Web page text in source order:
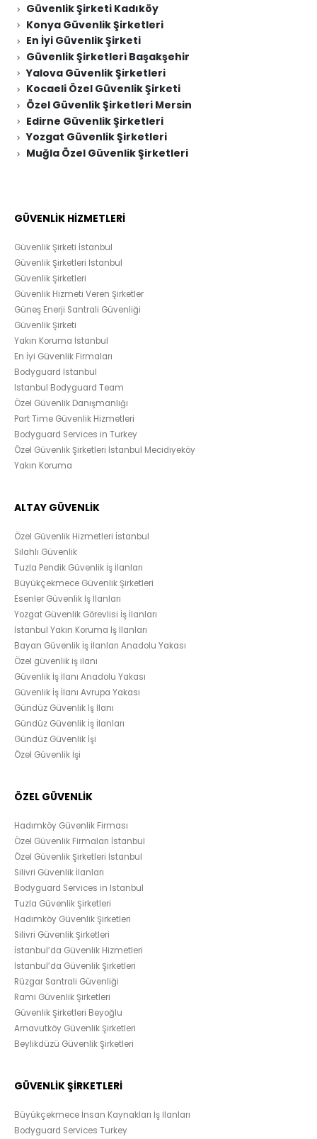
Güvenlik Şirketi Kadıköy
Konya Güvenlik Şirketleri
En İyi Güvenlik Şirketi
Güvenlik Şirketleri Başakşehir
Yalova Güvenlik Şirketleri
Kocaeli Özel Güvenlik Şirketi
Özel Güvenlik Şirketleri Mersin
Edirne Güvenlik Şirketleri
Yozgat Güvenlik Şirketleri
Muğla Özel Güvenlik Şirketleri
GÜVENLİK HİZMETLERİ
Güvenlik Şirketi İstanbul
Güvenlik Şirketleri İstanbul
Güvenlik Şirketleri
Güvenlik Hizmeti Veren Şirketler
Güneş Enerji Santrali Güvenliği
Güvenlik Şirketi
Yakın Koruma İstanbul
En İyi Güvenlik Firmaları
Bodyguard Istanbul
Istanbul Bodyguard Team
Özel Güvenlik Danışmanlığı
Part Time Güvenlik Hizmetleri
Bodyguard Services in Turkey
Özel Güvenlik Şirketleri İstanbul Mecidiyeköy
Yakın Koruma
ALTAY GÜVENLİK
Özel Güvenlik Hizmetleri İstanbul
Silahlı Güvenlik
Tuzla Pendik Güvenlik İş İlanları
Büyükçekmece Güvenlik Şirketleri
Esenler Güvenlik İş İlanları
Yozgat Güvenlik Görevlisi İş İlanları
İstanbul Yakın Koruma İş İlanları
Bayan Güvenlik İş İlanları Anadolu Yakası
Özel güvenlik iş ilanı
Güvenlik İş İlanı Anadolu Yakası
Güvenlik İş İlanı Avrupa Yakası
Gündüz Güvenlik İş İlanı
Gündüz Güvenlik İş İlanları
Gündüz Güvenlik İşi
Özel Güvenlik İşi
ÖZEL GÜVENLİK
Hadımköy Güvenlik Firması
Özel Güvenlik Firmaları İstanbul
Özel Güvenlik Şirketleri İstanbul
Silivri Güvenlik İlanları
Bodyguard Services in Istanbul
Tuzla Güvenlik Şirketleri
Hadımköy Güvenlik Şirketleri
Silivri Güvenlik Şirketleri
İstanbul’da Güvenlik Hizmetleri
İstanbul’da Güvenlik Şirketleri
Rüzgar Santrali Güvenliği
Rami Güvenlik Şirketleri
Güvenlik Şirketleri Beyoğlu
Arnavutköy Güvenlik Şirketleri
Beylikdüzü Güvenlik Şirketleri
GÜVENLİK ŞİRKETLERİ
Büyükçekmece İnsan Kaynakları İş İlanları
Bodyguard Services Turkey